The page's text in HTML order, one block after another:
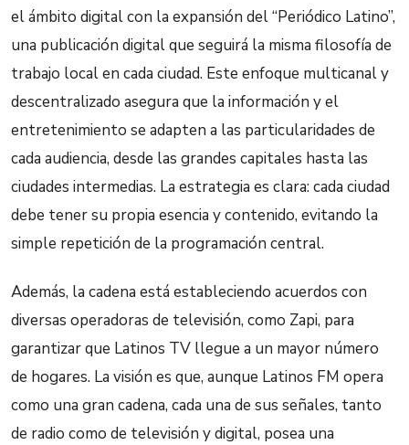
el ámbito digital con la expansión del “Periódico Latino”,
una publicación digital que seguirá la misma filosofía de
trabajo local en cada ciudad. Este enfoque multicanal y
descentralizado asegura que la información y el
entretenimiento se adapten a las particularidades de
cada audiencia, desde las grandes capitales hasta las
ciudades intermedias. La estrategia es clara: cada ciudad
debe tener su propia esencia y contenido, evitando la
simple repetición de la programación central.
Además, la cadena está estableciendo acuerdos con
diversas operadoras de televisión, como Zapi, para
garantizar que Latinos TV llegue a un mayor número
de hogares. La visión es que, aunque Latinos FM opera
como una gran cadena, cada una de sus señales, tanto
de radio como de televisión y digital, posea una